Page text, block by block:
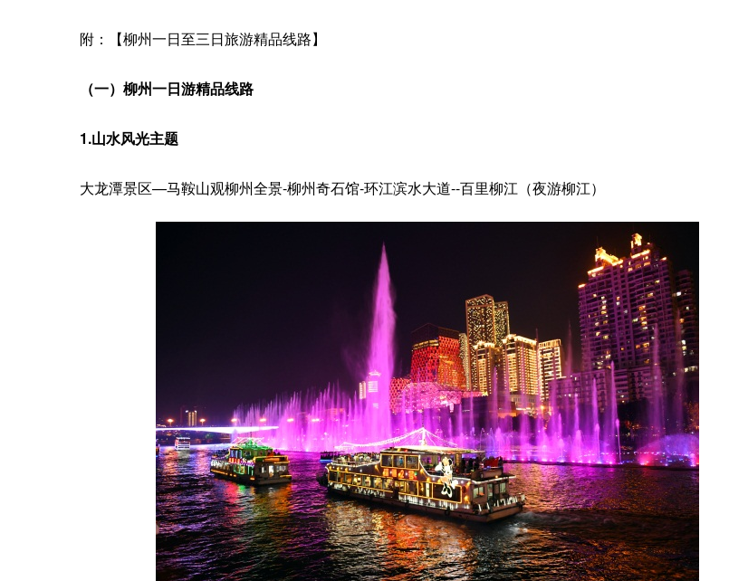
附：【柳州一日至三日旅游精品线路】
（一）柳州一日游精品线路
1.山水风光主题
大龙潭景区—马鞍山观柳州全景-柳州奇石馆-环江滨水大道--百里柳江（夜游柳江）